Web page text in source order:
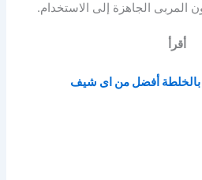
المربى الجاهزة إلى الاستخدام.
أقرأ
بالخلطة أفضل من اى شيف